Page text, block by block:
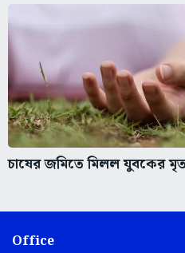
চাষের জমিতে মিলল যুবকের
Office